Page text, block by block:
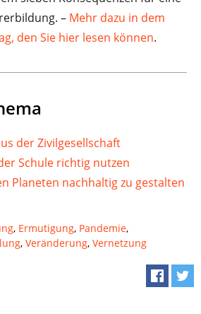
– Mehr dazu in dem
den Sie hier lesen können.
der Zivilgesellschaft
Schule richtig nutzen
Planeten nachhaltig zu gestalten
, Ermutigung, Pandemie,
, Veränderung, Vernetzung